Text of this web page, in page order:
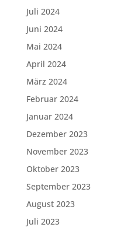
Juli 2024
Juni 2024
Mai 2024
April 2024
März 2024
Februar 2024
Januar 2024
Dezember 2023
November 2023
Oktober 2023
September 2023
August 2023
Juli 2023